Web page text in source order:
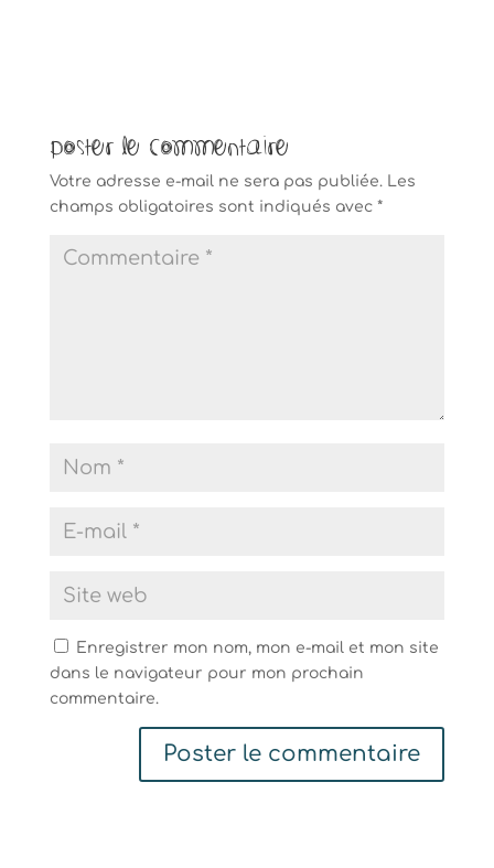
Poster le commentaire
Votre adresse e-mail ne sera pas publiée. Les
champs obligatoires sont indiqués avec *
Enregistrer mon nom, mon e-mail et mon site
dans le navigateur pour mon prochain
commentaire.